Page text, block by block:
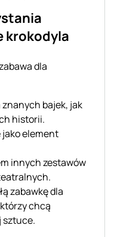
krokodyla
dla
bajek, jak
historii.
jako element
innych zestawów
zabawkę dla
chcą
sztuce.